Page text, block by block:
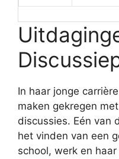
In haar jonge
maken gekregen
discussies. Eén van
het vinden van een
school, werk en